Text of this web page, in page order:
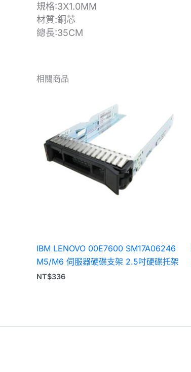
規格:3X1.0MM
材質:銅芯
總長:35CM
相關商品
IBM LENOVO 00E7600 SM17A06246
M5/M6 伺服器硬碟支架 2.5吋硬碟托架
NT$336